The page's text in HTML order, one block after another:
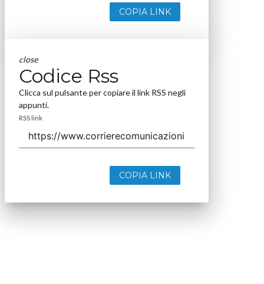
COPIA LINK
close
Codice Rss
Clicca sul pulsante per copiare il link RSS negli
appunti.
RSS link
COPIA LINK